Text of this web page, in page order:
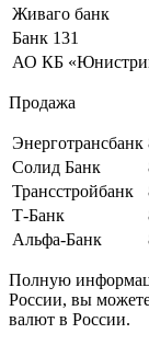
Живаго банк
Банк 131
АО КБ
Продажа
Энерготрансбанк
Солид Банк
Трансстройбанк
Т-Банк
Альфа-Банк
Полную
России, вы
валют в России.